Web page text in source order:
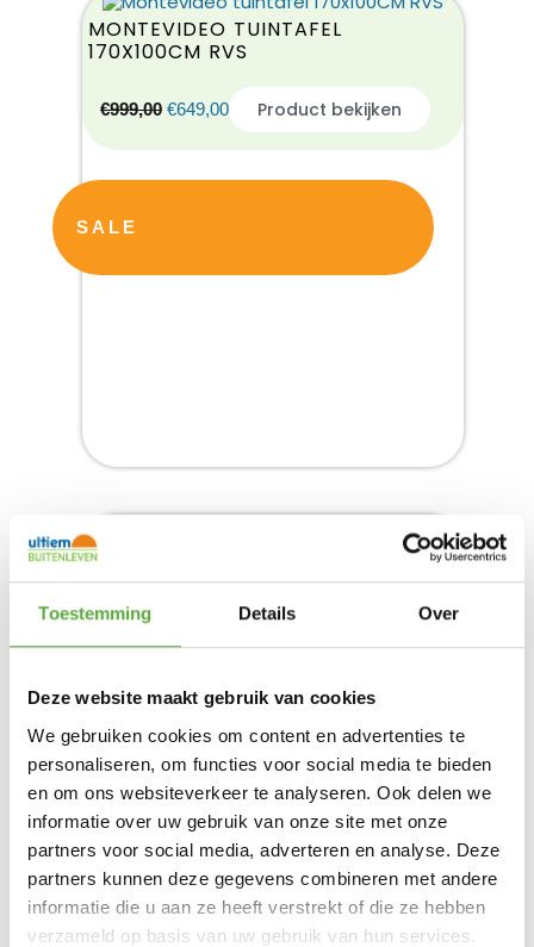
Toestemming Details Over
Deze website maakt gebruik van cookies
We gebruiken cookies om content en advertenties te
personaliseren, om functies voor social media te bieden
en om ons websiteverkeer te analyseren. Ook delen we
informatie over uw gebruik van onze site met onze
partners voor social media, adverteren en analyse. Deze
partners kunnen deze gegevens combineren met andere
informatie die u aan ze heeft verstrekt of die ze hebben
verzameld op basis van uw gebruik van hun services.
MONTEVIDEO TUINTAFEL
170X100CM RVS
€999,00 €649,00 Product bekijken
SALE
MILANO TUINTAFEL 120CM
€599,00 Product bekijken